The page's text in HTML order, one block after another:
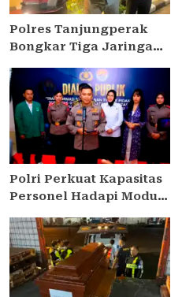
Polres Tanjungperak
Bongkar Tiga Jaringan
Tersangka Pengedar
Diamankan
Polri Perkuat Kapasitas
Personel Hadapi Modus
Kian Kompleks